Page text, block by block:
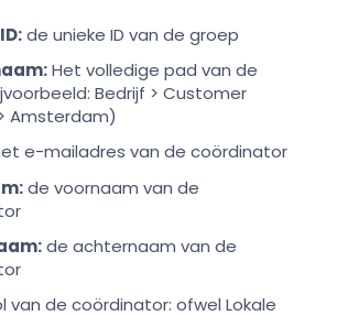
de unieke ID van de groep
Het volledige pad van de
Bedrijf > Customer
Amsterdam)
e-mailadres van de coördinator
de voornaam van de
de achternaam van de
van de coördinator: ofwel Lokale